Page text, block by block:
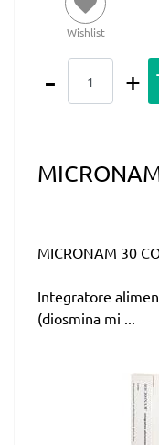
Wishlist
MICRONAM 30
Integratore
(diosmina mi ...